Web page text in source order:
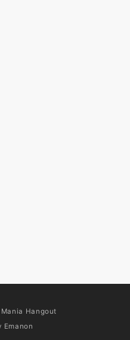
Hangout
Emanon